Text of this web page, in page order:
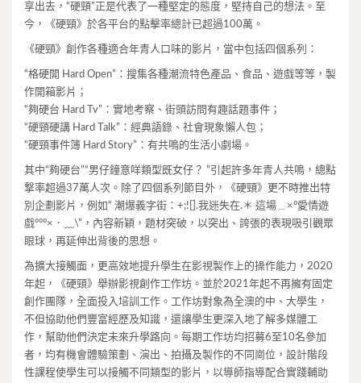
享出去，“硬頸”正是代表了一種堅定的態度，堅持自己的想法。至
今，《硬頸》於各平台的點擊率總計已超過100萬。
《硬頸》創作各種適合年青人口味的影片，當中包括四個系列：
“格硬開 Hard Open”：搜集各種潮流特色產品、食品、遊戲等等，製
作開箱影片；
“夠硬台 Hard Tv”：實地考察、街頭訪問有趣話題事件；
“硬頸硬講 Hard Talk”：經典語錄、社會現象懶人包；
“硬頸事件簿 Hard Story”：有共鳴的生活小劇場。
其中“夠硬台”“男仔鐘意咩類型既女仔？ ”引起許多年青人共鳴，總點
撃率超過37萬人次。除了四個系列節目外，《硬頸》更不時推出特
別企劃影片，例如“ 潮爆義字街：+;![].我迷失在.＊ 這場﹍×°愛情遊
戲°°°×．﹏\”，內容新穎，題材突破，以突出、誇張的表現吸引觀眾
眼球，再延伸出背後的思想。
為擴大接觸面，更高效地提升學生在影視製作上的操作能力，2020
年起，《硬頸》舉辦影視創作工作坊。並於2021年起不再擁有固定
創作團隊，全面投入培訓工作。工作坊對象為全澳的中、大學生，
不但協助他們豐富經歷及知識，還讓學生更深入地了解多媒體工
作，幫助他們決定未來升學路向。每期工作坊均招募6至10名參加
者，均有機會體驗策劃、演出、拍攝及製作的不同崗位，設計階段
性課程使學生可以接觸不同類型的影片，以導師指導配合實踐輔助